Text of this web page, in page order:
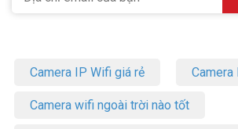
Camera IP Wifi giá rẻ Camera
Camera wifi ngoài trời nào tốt